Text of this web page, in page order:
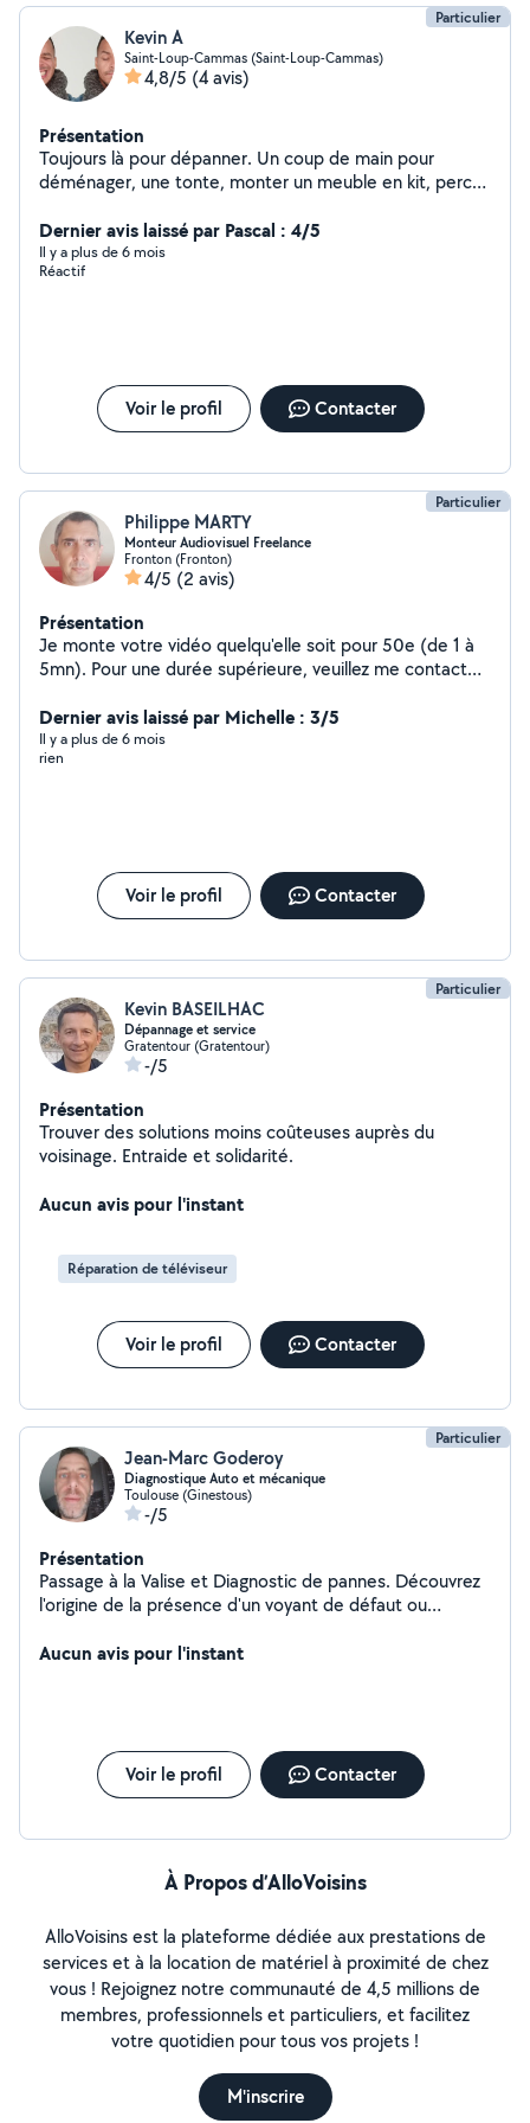
contacté. J'ai travailler avec les enfants en crèche , j'ai
aussi travailler avec les personnes âgée , pendant les
grandes vacances j'ai garder des enfants .j'espère
pouvoir vous accompagner afin que nous travailler
ensemble pour du baby sitting .
Particulier
Kevin A
Saint-Loup-Cammas (Saint-Loup-Cammas)
4,8/5 (4 avis)
Présentation
Toujours là pour dépanner. Un coup de main pour
déménager, une tonte, monter un meuble en kit, percer
à la maison qui peux aussi être de bonne compagnie
pour tout chien agréable à vivre. Maîtrise de
l'informatique et de ses outils: retouche et montage
Dernier avis laissé par Pascal : 4/5
Il y a plus de 6 mois
Réactif
Voir le profil Contacter
Particulier
Philippe MARTY
Monteur Audiovisuel Freelance
Fronton (Fronton)
4/5 (2 avis)
Présentation
Je monte votre vidéo quelqu'elle soit pour 50e (de 1 à
5mn). Pour une durée supérieure, veuillez me contacter
Cordialement
Dernier avis laissé par Michelle : 3/5
Il y a plus de 6 mois
rien
Voir le profil Contacter
Particulier
Kevin BASEILHAC
Dépannage et service
Gratentour (Gratentour)
-/5
Présentation
Trouver des solutions moins coûteuses auprès du
voisinage. Entraide et solidarité.
Aucun avis pour l'instant
Réparation de téléviseur
Voir le profil Contacter
Particulier
Jean-Marc Goderoy
Diagnostique Auto et mécanique
Toulouse (Ginestous)
-/5
Présentation
Passage à la Valise et Diagnostic de pannes. Découvrez
l'origine de la présence d'un voyant de défaut ou
particules), antidémarrage, BSI, UCH, antipollution,
Aucun avis pour l'instant
Voir le profil Contacter
À Propos d’AlloVoisins
AlloVoisins est la plateforme dédiée aux prestations de
services et à la location de matériel à proximité de chez
vous ! Rejoignez notre communauté de 4,5 millions de
membres, professionnels et particuliers, et facilitez
votre quotidien pour tous vos projets !
M'inscrire